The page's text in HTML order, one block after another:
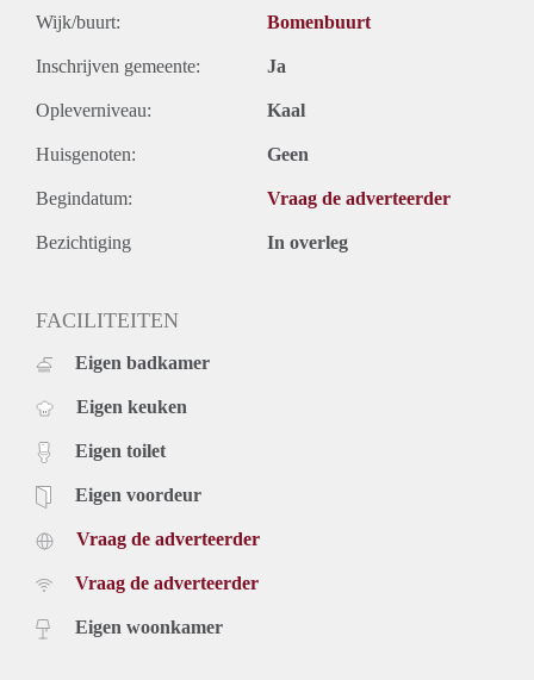
Wijk/buurt: Bomenbuurt
Inschrijven gemeente: Ja
Opleverniveau: Kaal
Huisgenoten: Geen
Begindatum: Vraag de adverteerder
Bezichtiging In overleg
FACILITEITEN
Eigen badkamer
Eigen keuken
Eigen toilet
Eigen voordeur
Vraag de adverteerder
Vraag de adverteerder
Eigen woonkamer